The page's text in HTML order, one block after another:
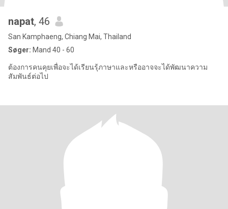
napat, 46
San Kamphaeng, Chiang Mai, Thailand
Søger: Mand 40 - 60
ต้องการคนคุยเพื่อจะได้เรียนรุ้ภาษาและหรืออาจจะได้พัฒนาความ
สัมพันธ์ต่อไป